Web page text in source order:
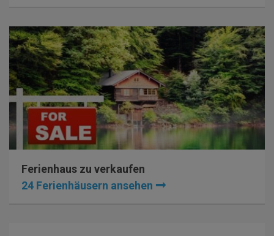
Ferienhaus zu verkaufen
24 Ferienhäusern ansehen